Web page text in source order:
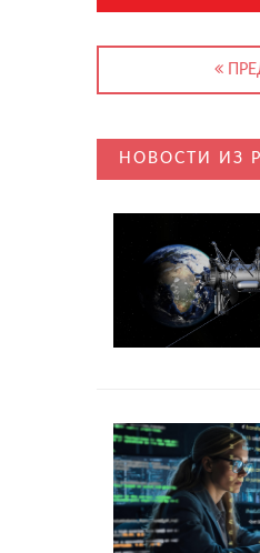
НОВОСТИ ИЗ